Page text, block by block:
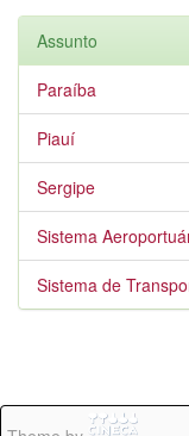
Assunto
Paraíba
Piauí
Sergipe
Sistema
Sistema de